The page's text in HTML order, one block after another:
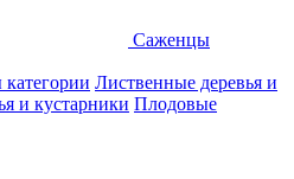
Саженцы
Лиственные деревья и
и кустарники Плодовые